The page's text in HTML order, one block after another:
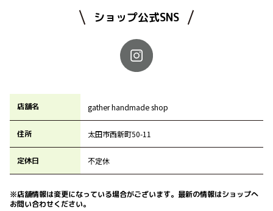
ショップ公式SNS
店舗名 gather handmade shop
住所 太田市西新町50-11
定休日 不定休
※店舗情報は変更になっている場合がございます。最新の情報はショップへ
お問い合わせください。